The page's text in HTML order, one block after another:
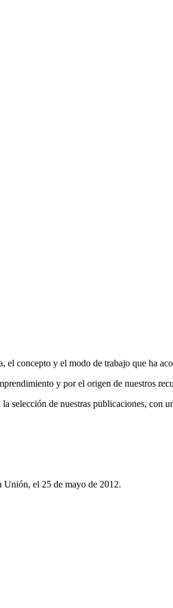
concepto y el modo de trabajo que ha
y por el origen de nuestros
selección de nuestras publicaciones,
el 25 de mayo de 2012.